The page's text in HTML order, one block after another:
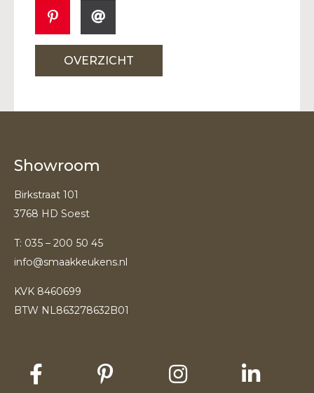
OVERZICHT
Showroom
Birkstraat 101
3768 HD Soest
T: 035 – 200 50 45
info@smaakkeukens.nl
KVK 8460699
BTW NL863278632B01